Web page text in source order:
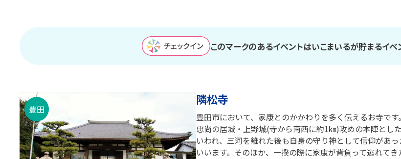
このマークのあるイベントはいこまいるが貯まるイベ
豊田
隣松寺
豊田市において、家康とのかかわりを多く伝えるお寺で
忠尚の居城・上野城(寺から南西に約1㎞)攻めの本陣とし
いわれ、三河を離れた後も自身の守り神として信仰があ
いいます。そのほか、一揆の際に家康が背負って逃れて